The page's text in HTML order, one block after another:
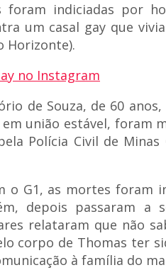
foram indiciadas por
um casal gay que
Horizonte).
no Instagram
de Souza, de 60
em união estável, foram
Polícia Civil de
o G1, as mortes foram
depois passaram a
relataram que não
corpo de Thomas ter
à família do